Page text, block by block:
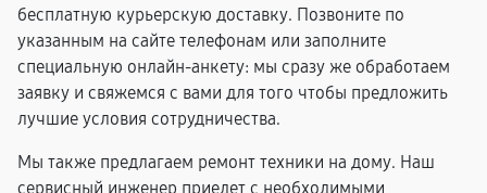
бесплатную курьерскую доставку. Позвоните по
указанным на сайте телефонам или заполните
специальную онлайн-анкету: мы сразу же обработаем
заявку и свяжемся с вами для того чтобы предложить
лучшие условия сотрудничества.
Мы также предлагаем ремонт техники на дому. Наш
сервисный инженер приедет с необходимыми